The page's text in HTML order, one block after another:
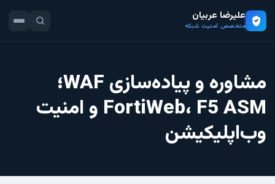
علیرضا عربیان
متخصص امنیت شبکه
مشاوره و پیاده‌سازی WAF؛
FortiWeb، F5 ASM و امنیت
وب‌اپلیکیشن